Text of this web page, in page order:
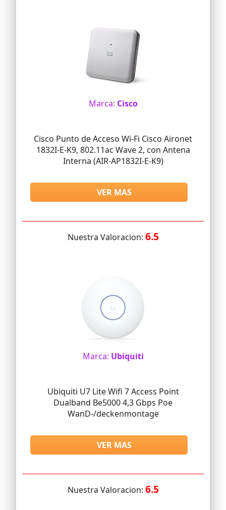
Marca: Cisco
Cisco Punto de Acceso Wi-Fi Cisco Aironet
1832I-E-K9, 802.11ac Wave 2, con Antena
Interna (AIR-AP1832I-E-K9)
VER MAS
Nuestra Valoracion: 6.5
Marca: Ubiquiti
Ubiquiti U7 Lite Wifi 7 Access Point
Dualband Be5000 4,3 Gbps Poe
WanD-/deckenmontage
VER MAS
Nuestra Valoracion: 6.5